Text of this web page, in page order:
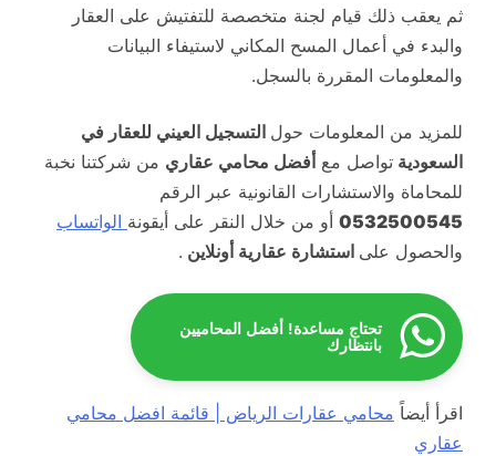
ثم يعقب ذلك قيام لجنة متخصصة للتفتيش على العقار
والبدء في أعمال المسح المكاني لاستيفاء البيانات
والمعلومات المقررة بالسجل.
للمزيد من المعلومات حول التسجيل العيني للعقار في
السعودية تواصل مع أفضل محامي عقاري من شركتنا نخبة
للمحاماة والاستشارات القانونية عبر الرقم
0532500545 أو من خلال النقر على أيقونة الواتساب
والحصول على استشارة عقارية أونلاين .
تحتاج مساعدة! أفضل المحاميين
بانتظارك
اقرأ أيضاً محامي عقارات الرياض | قائمة افضل محامي
عقاري